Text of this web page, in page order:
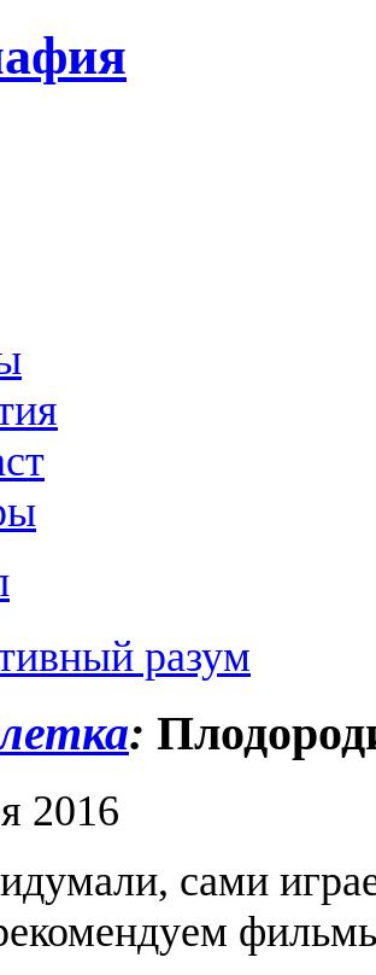
разум
:
2016
сами